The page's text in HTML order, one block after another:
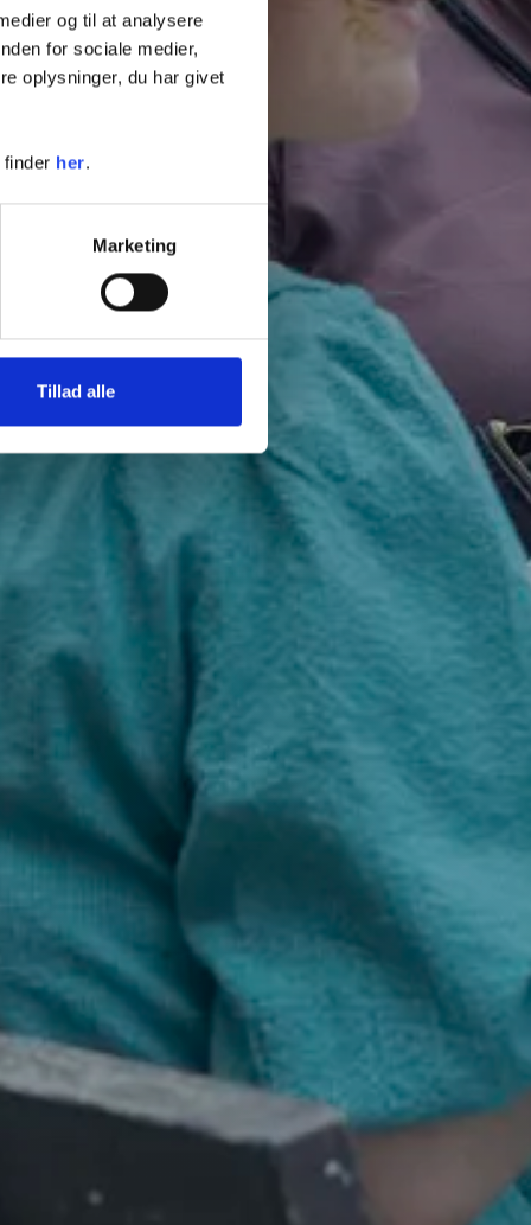
og til at analysere
for sociale medier,
oplysninger, du har givet
her.
Marketing
Tillad alle